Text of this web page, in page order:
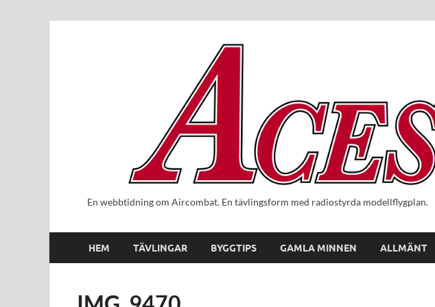
En webbtidning om Aircombat. En tävlingsform med radiostyrda modellflygplan.
HEM TÄVLINGAR BYGGTIPS GAMLA MINNEN ALLMÄNT